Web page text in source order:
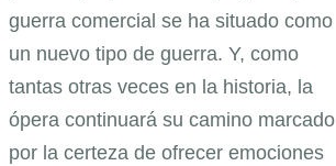
guerra comercial se ha situado como
un nuevo tipo de guerra. Y, como
tantas otras veces en la historia, la
ópera continuará su camino marcado
por la certeza de ofrecer emociones